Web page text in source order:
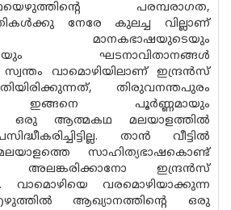
പരമ്പരാഗത,
നേരേ കുലച്ച വില്ലാണ്
മാനകഭാഷയുടെയും
ഘടനാവിതാനങ്ങള്‍
വാമൊഴിയിലാണ് ഇന്ദ്രന്‍സ്
തിരുവനന്തപുരം
ഇങ്ങനെ പൂര്‍ണ്ണമായും
ഒരു ആത്മകഥ മലയാളത്തില്‍
താന്‍ വീട്ടില്‍
സാഹിത്യഭാഷകൊണ്ട്
അലങ്കരിക്കാനോ ഇന്ദ്രന്‍സ്
വാമൊഴിയെ വരമൊഴിയാക്കുന്ന
ആഖ്യാനത്തിന്റെ ഒരു